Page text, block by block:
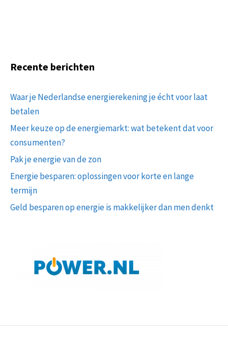
Recente berichten
Waar je Nederlandse energierekening je écht voor laat
betalen
Meer keuze op de energiemarkt: wat betekent dat voor
consumenten?
Pak je energie van de zon
Energie besparen: oplossingen voor korte en lange
termijn
Geld besparen op energie is makkelijker dan men denkt